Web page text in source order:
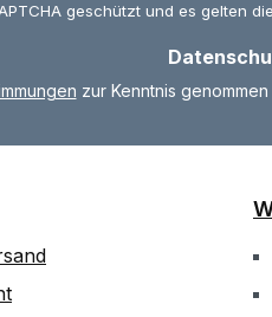
geschützt und es gelten die
zur Kenntnis